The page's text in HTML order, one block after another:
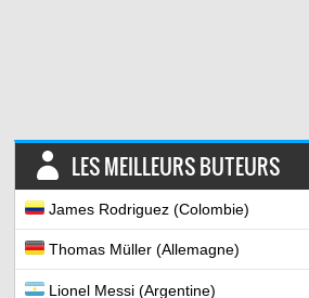
LES MEILLEURS BUTEURS
James Rodriguez (Colombie)
Thomas Müller (Allemagne)
Lionel Messi (Argentine)